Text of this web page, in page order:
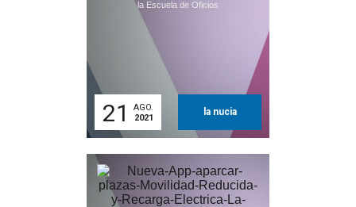
la Escuela de Oficios
21
AGO.
2021
la nucia